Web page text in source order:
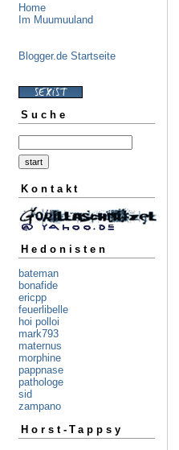
Home
Im Muumuuland
Blogger.de Startseite
Suche
Kontakt
Hedonisten
bateman
bonafide
ericpp
feuerlibelle
hoi polloi
mark793
maternus
morphine
pappnase
pathologe
sid
zampano
Horst-Tappsy